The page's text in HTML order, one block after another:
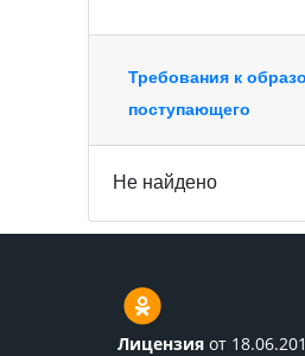
Требования к
поступающего
Не найдено
Лицензия от